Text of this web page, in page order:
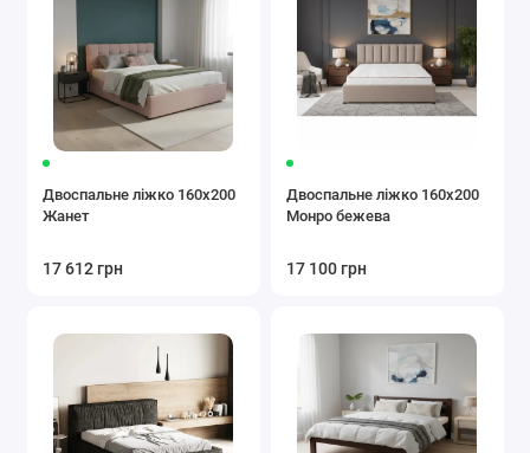
Двоспальне ліжко 160x200
Жанет
17 612 грн
Двоспальне ліжко 160x200
Монро бежева
17 100 грн